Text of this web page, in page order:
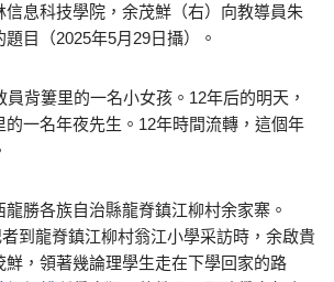
息科技學院，余茂鮮（右）向教導員朱
目（2025年5月29日攝）。
員背簍里的一名小女孩。12年后的明天，
的一名年夜先生。12年時間流轉，這個年
龍勝各族自治縣龍脊鎮江柳村余家寨。
到龍脊鎮江柳村翁江小學采訪時，余啟貴
鮮，領著幾論理學生走在下學回家的路